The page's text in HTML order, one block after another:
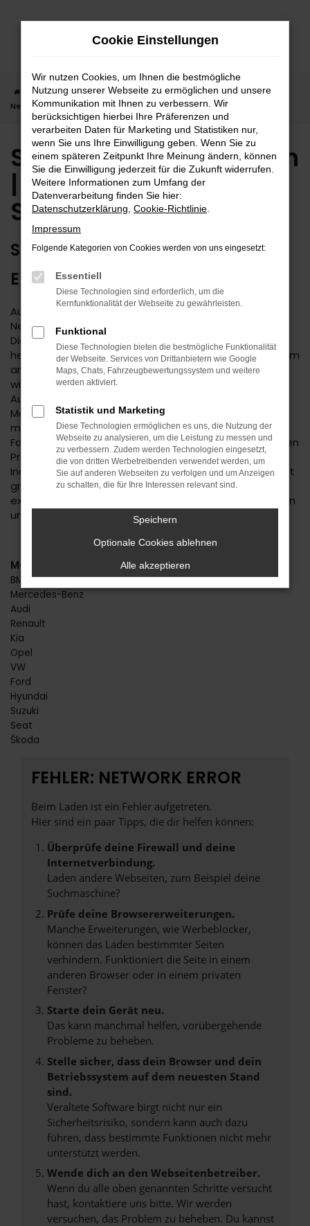
Zum
Startseite Stuttgart Suzuki Suzuki Swift
Suzuki Swift
Neuwagen | Lieferservice nach Stuttgart
Suzuki Swift Neuwagen
| Lieferservice nach
Stuttgart
SUZUKI SWIFT NEUWAGEN –
EXTRAKLASSE FÜR STUTTGART
Autofans und -experten geraten bereits bei der
Nennung des Suzuki Swift Neuwagens in Begeisterung.
Dieses Fahrzeug hat einfach alles, was man sich in der
heutigen Zeit für seine Mobilität in Stuttgart oder einem
anderen Ort wünscht. Da ist das Design, das immer
wieder gelobt wird, da sind aber auch die zahlreichen
Ausstattungsmerkmale und die effiziente
Motorisierung. Mit einem Suzuki Swift Neuwagen
machen Sie alles richtig und dürfen sich für Ihr neues
Fahrzeug in Stuttgart auch noch auf einen erstklassigen
Preis freuen. Beim Autohaus Daub setzen wir auf
Individualität und beraten Sie immer persönlich und mit
größter Fachkompetenz. Wir stellen sicher, dass Sie
exakt den Suzuki Swift Neuwagen erhalten, der zu Ihnen
und Stuttgart passt.
Marken
BMW
Mercedes-Benz
Audi
Renault
Kia
Opel
VW
Ford
Hyundai
Suzuki
Seat
Škoda
FEHLER: NETWORK ERROR
Beim Laden ist ein Fehler aufgetreten.
Hier sind ein paar Tipps, die dir helfen können:
Überprüfe deine Firewall und deine
Internetverbindung.
Laden andere Webseiten, zum Beispiel deine
Suchmaschine?
Prüfe deine Browsererweiterungen.
Manche Erweiterungen, wie Werbeblocker,
können das Laden bestimmter Seiten
verhindern. Funktioniert die Seite in einem
anderen Browser oder in einem privaten
Fenster?
Starte dein Gerät neu.
Das kann manchmal helfen, vorübergehende
Probleme zu beheben.
Stelle sicher, dass dein Browser und dein
Betriebssystem auf dem neuesten Stand
sind.
Veraltete Software birgt nicht nur ein
Sicherheitsrisiko, sondern kann auch dazu
führen, dass bestimmte Funktionen nicht mehr
unterstützt werden.
Wende dich an den Webseitenbetreiber.
Wenn du alle oben genannten Schritte versucht
hast, kontaktiere uns bitte. Wir werden
versuchen, das Problem zu beheben. Du kannst
Cookie Einstellungen
Wir nutzen Cookies, um Ihnen die bestmögliche
Nutzung unserer Webseite zu ermöglichen und unsere
Kommunikation mit Ihnen zu verbessern. Wir
berücksichtigen hierbei Ihre Präferenzen und
verarbeiten Daten für Marketing und Statistiken nur,
wenn Sie uns Ihre Einwilligung geben. Wenn Sie zu
einem späteren Zeitpunkt Ihre Meinung ändern, können
Sie die Einwilligung jederzeit für die Zukunft widerrufen.
Weitere Informationen zum Umfang der
Datenverarbeitung finden Sie hier:
Datenschutzerklärung Cookie-Richtlinie
Impressum
Folgende Kategorien von Cookies werden von uns eingesetzt:
Essentiell
Diese Technologien sind erforderlich, um die
Kernfunktionalität der Webseite zu gewährleisten.
Funktional
Diese Technologien bieten die bestmögliche Funktionalität
der Webseite. Services von Drittanbietern wie Google
Maps, Chats, Fahrzeugbewertungssystem und weitere
werden aktiviert.
Statistik und Marketing
Diese Technologien ermöglichen es uns, die Nutzung der
Webseite zu analysieren, um die Leistung zu messen und
zu verbessern. Zudem werden Technologien eingesetzt,
die von dritten Werbetreibenden verwendet werden, um
Sie auf anderen Webseiten zu verfolgen und um Anzeigen
zu schalten, die für Ihre Interessen relevant sind.
Speichern
Optionale Cookies ablehnen
Alle akzeptieren